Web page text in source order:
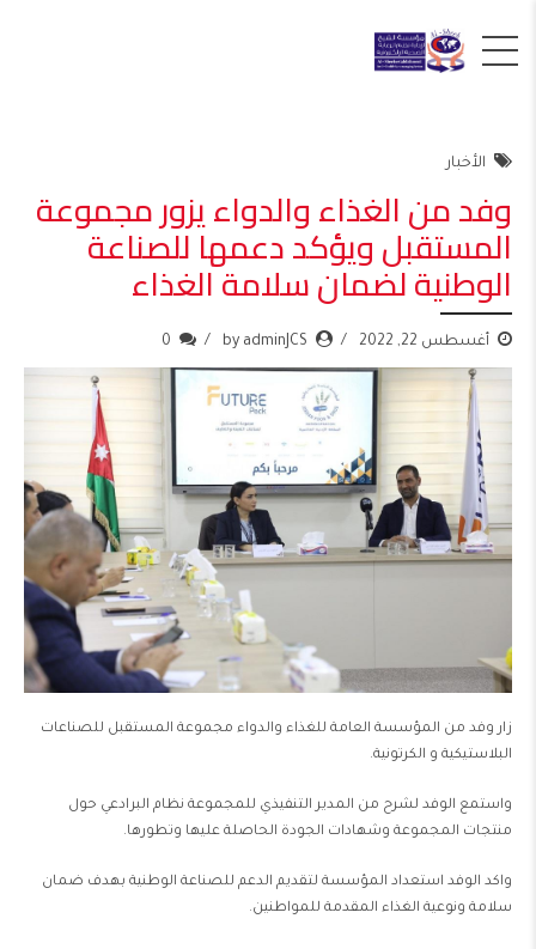
الأخبار
وفد من الغذاء والدواء يزور مجموعة
المستقبل ويؤكد دعمها للصناعة
الوطنية لضمان سلامة الغذاء
أغسطس 22, 2022 by adminJCS
0
زار وفد من المؤسسة العامة للغذاء والدواء مجموعة المستقبل للصناعات
البلاستيكية و الكرتونية.
واستمع الوفد لشرح من المدير التنفيذي للمجموعة نظام البرادعي حول
منتجات المجموعة وشهادات الجودة الحاصلة عليها وتطورها.
واكد الوفد استعداد المؤسسة لتقديم الدعم للصناعة الوطنية بهدف ضمان
سلامة ونوعية الغذاء المقدمة للمواطنين.